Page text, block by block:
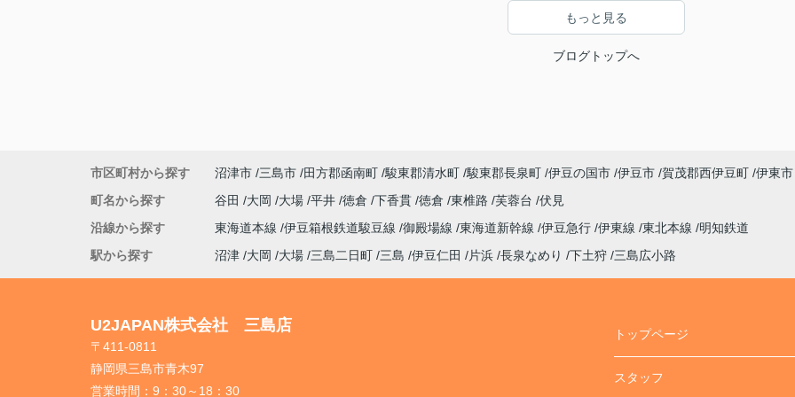
もっと見る
ブログトップへ
市区町村から探す 沼津市 三島市 田方郡函南町 駿東郡清水町 駿東郡長泉町 伊豆の国市 伊豆市 賀茂郡西伊豆町 伊東市
町名から探す
谷田 大岡 大場 平井 徳倉 下香貫 徳倉 東椎路 芙蓉台 伏見
沿線から探す
東海道本線 伊豆箱根鉄道駿豆線 御殿場線 東海道新幹線 伊豆急行 伊東線 東北本線
明知鉄道
駅から探す
沼津 大岡 大場 三島二日町 三島 伊豆仁田 片浜 長泉なめり 下土狩 三島広小路
U2JAPAN株式会社 三島店
〒411-0811
静岡県三島市青木97
営業時間： 9：30～18：30
トップページ
スタッフ